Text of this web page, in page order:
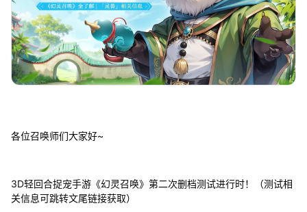
各位召唤师们大家好~
3D轻回合捉宠手游《幻灵召唤》第二次删档测试进行时！（测试相
关信息可跳转文尾链接获取）